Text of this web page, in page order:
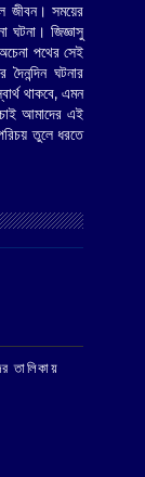
জীবন। সময়ের
ঘটনা। জিজ্ঞাসু
পথের সেই
ঘটনার
থাকবে, এমন
আমাদের এই
তুলে ধরতে
তালিকায়